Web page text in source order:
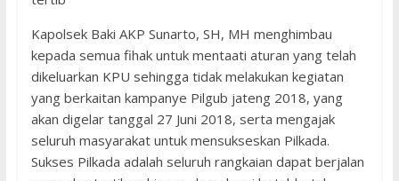
Kapolsek Baki AKP Sunarto, SH, MH menghimbau
kepada semua fihak untuk mentaati aturan yang telah
dikeluarkan KPU sehingga tidak melakukan kegiatan
yang berkaitan kampanye Pilgub jateng 2018, yang
akan digelar tanggal 27 Juni 2018, serta mengajak
seluruh masyarakat untuk mensukseskan Pilkada.
Sukses Pilkada adalah seluruh rangkaian dapat berjalan